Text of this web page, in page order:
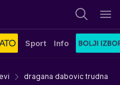
Sport Info
dragana dabovic trudna